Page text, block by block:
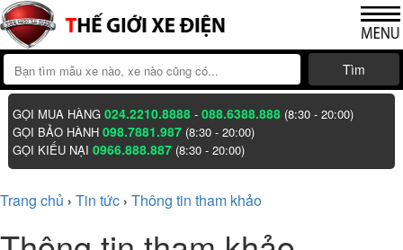
Tìm
GỌI MUA HÀNG024.2210.8888 -088.6388.888 (8:30 - 20:00)
GỌI BẢO HÀNH098.7881.987 (8:30 - 20:00)
GỌI KIẾU NẠI0966.888.887 (8:30 - 20:00)
Trang chủ › Tin tức › Thông tin tham khảo